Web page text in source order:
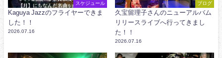
スケジュール
Kaguya Jazzのフライヤーできま
した！！
2026.07.16
ブログ
久宝留理子さんのニューアルバム
リリースライブへ行ってきまし
た！！
2026.07.16